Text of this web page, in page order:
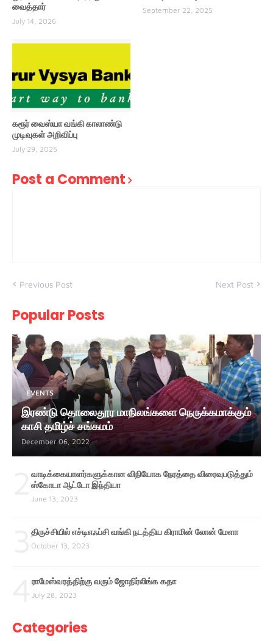
வைத்தார்
July 14, 2026
September 22, 2025
கரூர் வைஸ்யா வங்கி காலாண்டு
முடிவுகள் அறிவிப்பு
July 29, 2025
Post a Comment
Previous Post Next Post
Popular Posts
EVENTS
இரண்டு தொலைதூர மாநிலங்களை நெருக்கமாக்கும்
காசி தமிழ்ச் சங்கமம்
December 06, 2022
வாடிக்கையாளர்களுக்கான விநியோக நேரத்தை விரைவுபடுத்தும்
ஸ்கோடா ஆட்டோ இந்தியா
June 13, 2023
திருச்சியில் எச்டிஎஃப்சி வங்கி நடத்திய கிராமின் லோன் மேளா
October 13, 2023
ராமேஸ்வரத்திற்கு வரும் ஜோதிர்லிங்க கதா
July 28, 2023
Categories